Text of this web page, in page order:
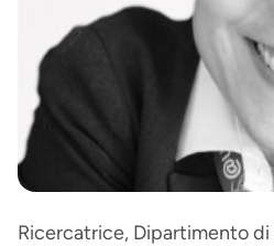
Ricercatrice, Dipartimento